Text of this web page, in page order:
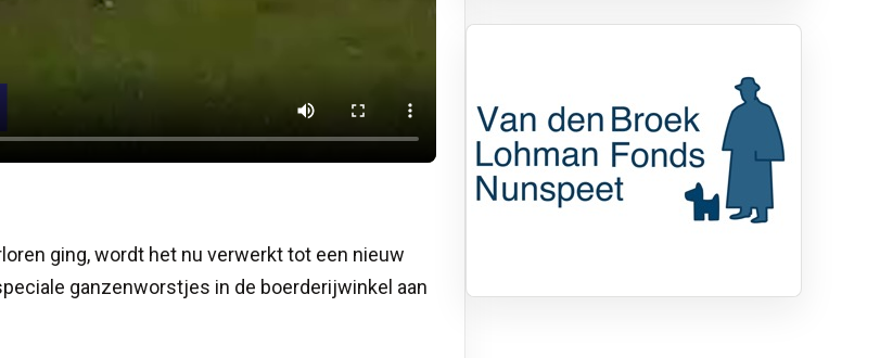
ging, wordt het nu verwerkt tot een nieuw
ganzenworstjes in de boerderijwinkel aan